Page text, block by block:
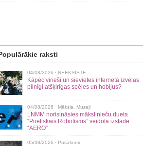
raksti
04/08/2026 · NEEKSISTE
Kāpēc vīrieši un sievietes internetā izvēlas
pilnīgi atšķirīgas spēles un hobijus?
04/08/2026 · Māksla Muzeji
LNMM norisināsies mākslinieču dueta
“Poētiskais Robotisms” veidota izstāde
“AERO”
05/08/2026 · Pasākumi